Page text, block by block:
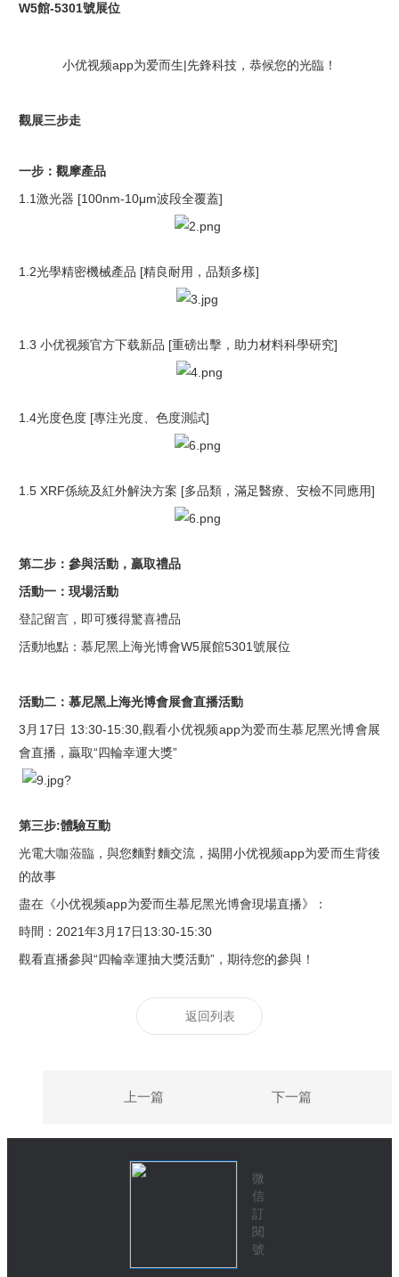
W5館-5301號展位
小优视频app为爱而生|先鋒科技，恭候您的光臨！
觀展三步走
一步：觀摩產品
1.1激光器 [100nm-10μm波段全覆蓋]
1.2光學精密機械產品 [精良耐用，品類多樣]
1.3 小优视频官方下载新品 [重磅出擊，助力材料科學研究]
1.4光度色度 [專注光度、色度測試]
1.5 XRF係統及紅外解決方案 [多品類，滿足醫療、安檢不同應用]
第二步：參與活動，贏取禮品
活動一：現場活動
登記留言，即可獲得驚喜禮品
活動地點：慕尼黑上海光博會W5展館5301號展位
活動二：慕尼黑上海光博會展會直播活動
3月 17日 13:30-15:30,觀看小优视频app为爱而生慕尼黑光博會展
會直播，贏取“四輪幸運大獎”
?
第三步:體驗互動
光電大咖蒞臨，與您麵對麵交流，揭開小优视频app为爱而生背後
的故事
盡在《小优视频app为爱而生慕尼黑光博會現場直播》：
時間： 2021年3月 17日13:30-15:30
觀看直播參與“四輪幸運抽大獎活動”，期待您的參與！
返回列表
上一篇 下一篇
微
信
訂
閱
號